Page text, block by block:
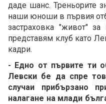
даде шанс. Треньорите
наши юноши в първия
застраховка "живот"
представям клуб като
кадри.
- Едно от първите ти
Левски бе да спре
случаи прибързано
налагане на млади